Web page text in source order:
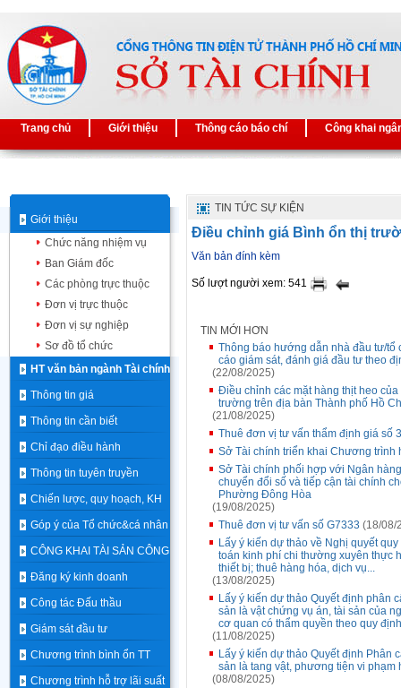
Trang chủ Giới thiệu Thông cáo báo chí Công khai
Giới thiệu
Chức năng nhiệm vụ
Ban Giám đốc
Các phòng trực thuộc
Đơn vị trực thuộc
Đơn vị sự nghiệp
Sơ đồ tổ chức
HT văn bản ngành Tài chính
Thông tin giá
Thông tin cần biết
Chỉ đạo điều hành
Thông tin tuyên truyền
Chiến lược, quy hoạch, KH
Góp ý của Tổ chức&cá nhân
CÔNG KHAI TÀI SẢN CÔNG
Đăng ký kinh doanh
Công tác Đấu thầu
Giám sát đầu tư
Chương trình bình ổn TT
Chương trình hỗ trợ lãi suất
TIN TỨC SỰ KIỆN
Điều chỉnh giá Bình ổn thị
Văn bản đính kèm
Số lượt người xem: 541
TIN MỚI HƠN
Thông báo hướng dẫn nhà đầu tư/
cáo giám sát, đánh giá đầu tư theo
(22/08/2025)
Điều chỉnh các mặt hàng thịt heo
trường trên địa bàn Thành phố Hồ
(21/08/2025)
Thuê đơn vị tư vấn thẩm định giá số
Sở Tài chính triển khai Chương trình
Sở Tài chính phối hợp với Ngân
chuyển đổi số và tiếp cận tài chính
Phường Đông Hòa
(19/08/2025)
Thuê đơn vị tư vấn số G7333 (18/08/
Lấy ý kiến dự thảo về Nghị quyết
toán kinh phí chi thường xuyên thực
thiết bị; thuê hàng hóa, dịch vụ...
(13/08/2025)
Lấy ý kiến dự thảo Quyết định phân
sản là vật chứng vụ án, tài sản của
cơ quan có thẩm quyền theo quy định
(11/08/2025)
Lấy ý kiến dự thảo Quyết định Phân
sản là tang vật, phương tiện vi
(08/08/2025)